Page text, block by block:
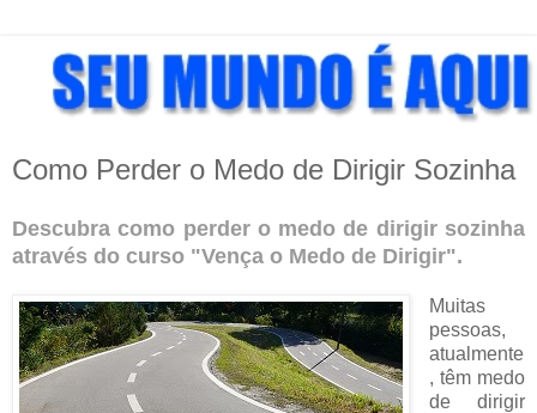
Como Perder o Medo de Dirigir Sozinha
Descubra como perder o medo de dirigir sozinha
através do curso "Vença o Medo de Dirigir".
Muitas
pessoas,
atualmente
, têm medo
de dirigir